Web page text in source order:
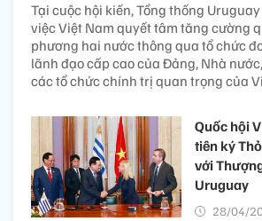
Tại cuộc hội kiến, Tổng thống
việc Việt Nam quyết tâm tăng cường
phương hai nước thông qua tổ chức
lãnh đạo cấp cao của Đảng, Nhà
các tổ chức chính trị quan trọng của
Quốc hội
tiên ký
với
Uruguay
28/04/